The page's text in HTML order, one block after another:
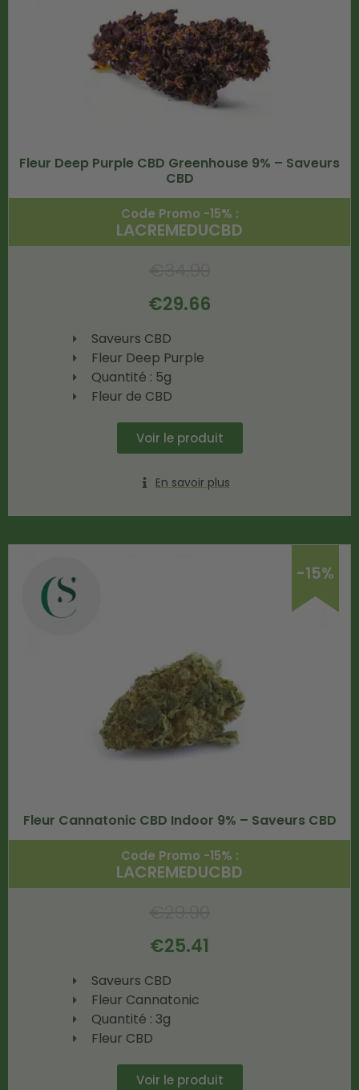
Fleur Deep Purple CBD Greenhouse 9% – Saveurs
CBD
Code Promo -15% :
LACREMEDUCBD
€29.66
Saveurs CBD
Fleur Deep Purple
Quantité : 5g
Fleur de CBD
Voir le produit
En savoir plus
-15%
Fleur Cannatonic CBD Indoor 9% – Saveurs CBD
Code Promo -15% :
LACREMEDUCBD
€25.41
Saveurs CBD
Fleur Cannatonic
Quantité : 3g
Fleur CBD
Voir le produit